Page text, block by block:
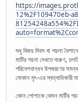
https://
12%2F109470eb-
শুধু বিজয় দিবস বা পয়লা
মাটির গয়না দেখতে দারুণ,
পরিবেশবান্ধব উপকরণের
দোকান মৃৎ-এর স্বত্বাধিকারী
কোন পোশাকে কেমন মাটির